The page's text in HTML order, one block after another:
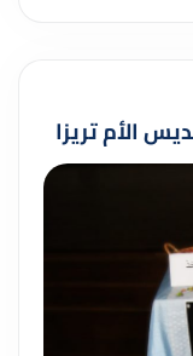
الأم تريزا